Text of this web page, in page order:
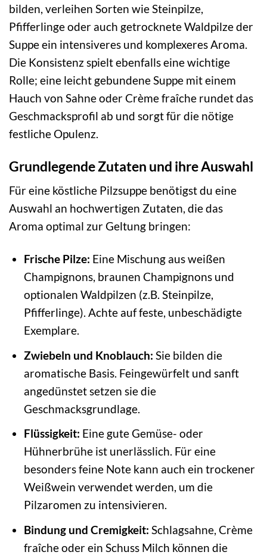
bilden, verleihen Sorten wie Steinpilze,
Pfifferlinge oder auch getrocknete Waldpilze der
Suppe ein intensiveres und komplexeres Aroma.
Die Konsistenz spielt ebenfalls eine wichtige
Rolle; eine leicht gebundene Suppe mit einem
Hauch von Sahne oder Crème fraîche rundet das
Geschmacksprofil ab und sorgt für die nötige
festliche Opulenz.
Grundlegende Zutaten und ihre Auswahl
Für eine köstliche Pilzsuppe benötigst du eine
Auswahl an hochwertigen Zutaten, die das
Aroma optimal zur Geltung bringen:
Frische Pilze: Eine Mischung aus weißen
Champignons, braunen Champignons und
optionalen Waldpilzen (z.B. Steinpilze,
Pfifferlinge). Achte auf feste, unbeschädigte
Exemplare.
Zwiebeln und Knoblauch: Sie bilden die
aromatische Basis. Feingewürfelt und sanft
angedünstet setzen sie die
Geschmacksgrundlage.
Flüssigkeit: Eine gute Gemüse- oder
Hühnerbrühe ist unerlässlich. Für eine
besonders feine Note kann auch ein trockener
Weißwein verwendet werden, um die
Pilzaromen zu intensivieren.
Bindung und Cremigkeit: Schlagsahne, Crème
fraîche oder ein Schuss Milch können die